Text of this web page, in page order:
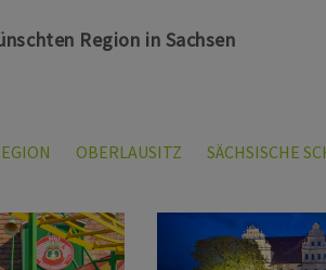
Region in Sachsen
OBERLAUSITZ SÄCHSISCHE